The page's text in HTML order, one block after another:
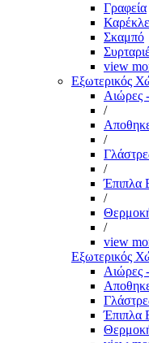
Γραφεία
Σκαμπό
view
Εξωτερικός
Αιώρες
/
/
/
Έπιπλα
/
/
view
Εξωτερικός
Αιώρες
Έπιπλα